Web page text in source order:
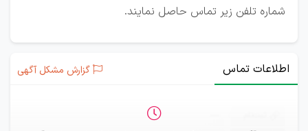
شماره تلفن زیر تماس حاصل نمایند.
اطلاعات تماس گزارش مشکل آگهی